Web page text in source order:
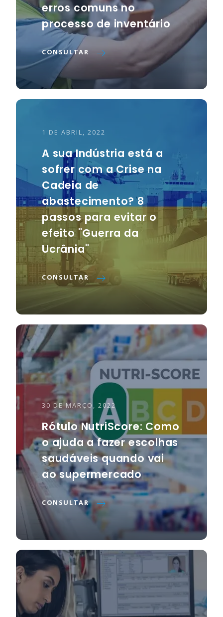
erros comuns no
processo de inventário
CONSULTAR
1 DE ABRIL, 2022
A sua Indústria está a
sofrer com a Crise na
Cadeia de
abastecimento? 8
passos para evitar o
efeito "Guerra da
Ucrânia"
CONSULTAR
30 DE MARÇO, 2022
Rótulo NutriScore: Como
o ajuda a fazer escolhas
saudáveis quando vai
ao supermercado
CONSULTAR